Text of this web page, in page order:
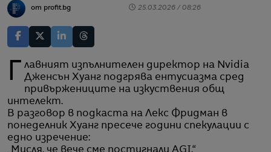
от profit.bg 25.03.2026 / 08:26
Главният изпълнителен директор на Nvidia
Дженсън Хуанг подгрява ентусиазма сред
привържениците на изкуствения общ
интелект.
В разговор в подкаста на Лекс Фридман в
понеделник Хуанг пресече години спекулации с
едно изречение:
„Мисля, че вече сме постигнали AGI.“